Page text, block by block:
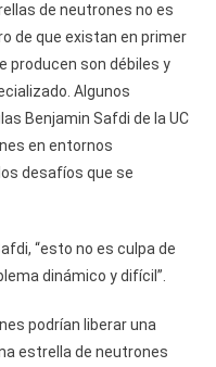
de neutrones no es
de que existan en primer
producen son débiles y
Algunos
Benjamin Safdi de la UC
en entornos
desafíos que se
“esto no es culpa de
dinámico y difícil”.
podrían liberar una
estrella de neutrones